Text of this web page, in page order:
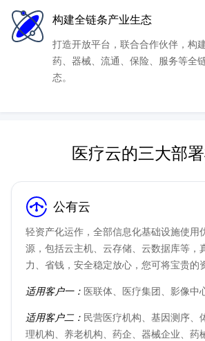
构建全链条产业生态
打造开放平台，联合合作伙伴，构
药、器械、流通、保险、服务等全
态。
医疗云的三大部
公有云
轻资产化运作，全部信息化基础设施使用
源，包括云主机、云存储、云数据库等，
力、省钱，安全稳定放心，您可将宝贵的
适用客户一： 医联体、医疗集团、影像中
适用客户二： 民营医疗机构、基因测序、
理机构、养老机构、药企、器械企业、药